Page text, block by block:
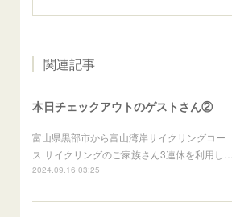
関連記事
本日チェックアウトのゲストさん②
富山県黒部市から富山湾岸サイクリングコー
ス サイクリングのご家族さん3連休を利用し…
2024.09.16 03:25